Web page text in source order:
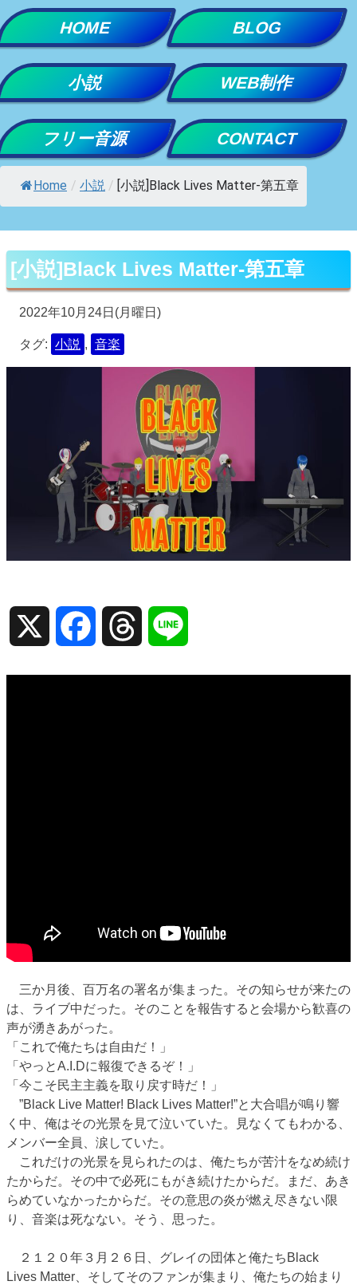
Skip
to
content
HOME BLOG
小説 WEB制作
フリー音源 CONTACT
Home / 小説 / [小説]Black Lives Matter-第五章
[小説]Black Lives Matter-第五章
2022年10月24日(月曜日)
タグ: 小説 , 音楽
Facebook Threads
三か月後、百万名の署名が集まった。その知らせが来たの
は、ライブ中だった。そのことを報告すると会場から歓喜の
声が湧きあがった。
「これで俺たちは自由だ！」
「やっとA.I.Dに報復できるぞ！」
「今こそ民主主義を取り戻す時だ！」
”Black Live Matter! Black Lives Matter!”と大合唱が鳴り響
く中、俺はその光景を見て泣いていた。見なくてもわかる、
メンバー全員、涙していた。
これだけの光景を見られたのは、俺たちが苦汁をなめ続け
たからだ。その中で必死にもがき続けたからだ。まだ、あき
らめていなかったからだ。その意思の炎が燃え尽きない限
り、音楽は死なない。そう、思った。
２１２０年３月２６日、グレイの団体と俺たちBlack
Lives Matter、そしてそのファンが集まり、俺たちの始まり